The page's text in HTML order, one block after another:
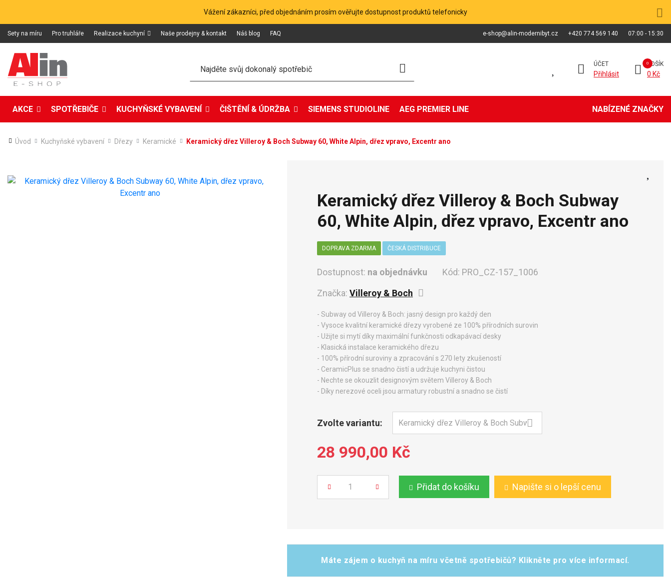
Vážení zákazníci, před objednáním prosím ověřujte dostupnost produktů telefonicky
Sety na míru Pro truhláře Realizace kuchyní Naše prodejny & kontakt Náš blog FAQ e-shop@alin-modernibyt.cz +420 774 569 140 07:00 - 15:30
ÚČET
Přihlásit
KOŠÍK
0 Kč
AKCE SPOTŘEBIČE KUCHYŇSKÉ VYBAVENÍ ČIŠTĚNÍ & ÚDRŽBA SIEMENS STUDIOLINE AEG PREMIER LINE NABÍZENÉ ZNAČKY
Úvod Kuchyňské vybavení Dřezy Keramické Keramický dřez Villeroy & Boch Subway 60, White Alpin, dřez vpravo, Excentr ano
Keramický dřez Villeroy & Boch Subway
60, White Alpin, dřez vpravo, Excentr ano
DOPRAVA ZDARMA ČESKÁ DISTRIBUCE
Dostupnost: na objednávku Kód: PRO_CZ-157_1006
Značka: Villeroy & Boch
- Subway od Villeroy & Boch: jasný design pro každý den
- Vysoce kvalitní keramické dřezy vyrobené ze 100% přírodních surovin
- Užijte si mytí díky maximální funkčnosti odkapávací desky
- Klasická instalace keramického dřezu
- 100% přírodní suroviny a zpracování s 270 lety zkušeností
- CeramicPlus se snadno čistí a udržuje kuchyni čistou
- Nechte se okouzlit designovým světem Villeroy & Boch
- Díky nerezové oceli jsou armatury robustní a snadno se čistí
Zvolte variantu:
28 990,00 Kč
Počet Přidat do košíku Napište si o lepší cenu
Máte zájem o kuchyň na míru včetně spotřebičů? Klikněte pro více informací.